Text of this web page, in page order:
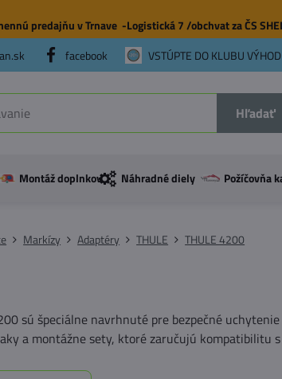
predajňuv Trnave -Logistická 7 /obchvat za ČS
facebook VSTÚPTE DO KLUBU
Hľadať
Montáž doplnkov Náhradné diely Požíčovňa
Markízy Adaptéry THULE THULE 4200
sú špeciálne navrhnuté pre bezpečné
a montážne sety, ktoré zaručujú kompatibilitu